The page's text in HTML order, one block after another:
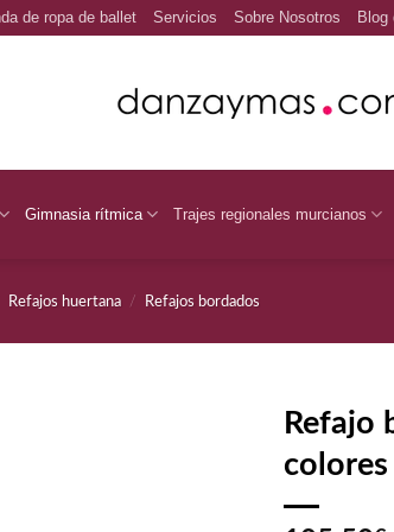
de ropa de ballet Servicios Sobre Nosotros Blog
Gimnasia rítmica Trajes regionales murcianos
Refajos huertana / Refajos bordados
Refajo